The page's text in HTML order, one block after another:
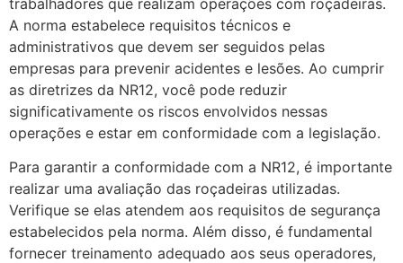
A norma estabelece requisitos técnicos e
administrativos que devem ser seguidos pelas
empresas para prevenir acidentes e lesões. Ao cumprir
as diretrizes da NR12, você pode reduzir
significativamente os riscos envolvidos nessas
operações e estar em conformidade com a legislação.
Para garantir a conformidade com a NR12, é importante
realizar uma avaliação das roçadeiras utilizadas.
Verifique se elas atendem aos requisitos de segurança
estabelecidos pela norma. Além disso, é fundamental
fornecer treinamento adequado aos seus operadores,